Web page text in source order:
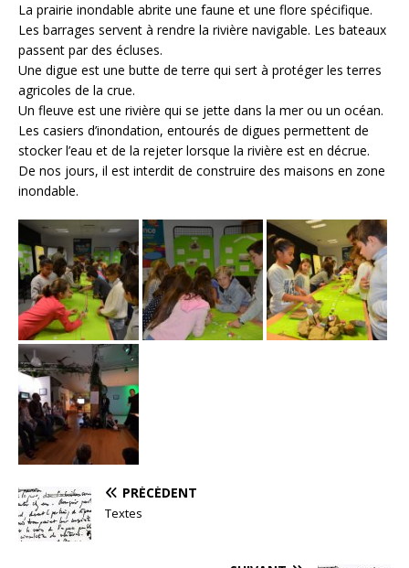
La prairie inondable abrite une faune et une flore spécifique.
Les barrages servent à rendre la rivière navigable. Les bateaux
passent par des écluses.
Une digue est une butte de terre qui sert à protéger les terres
agricoles de la crue.
Un fleuve est une rivière qui se jette dans la mer ou un océan.
Les casiers d’inondation, entourés de digues permettent de
stocker l’eau et de la rejeter lorsque la rivière est en décrue.
De nos jours, il est interdit de construire des maisons en zone
inondable.
PRÉCÉDENT
Textes